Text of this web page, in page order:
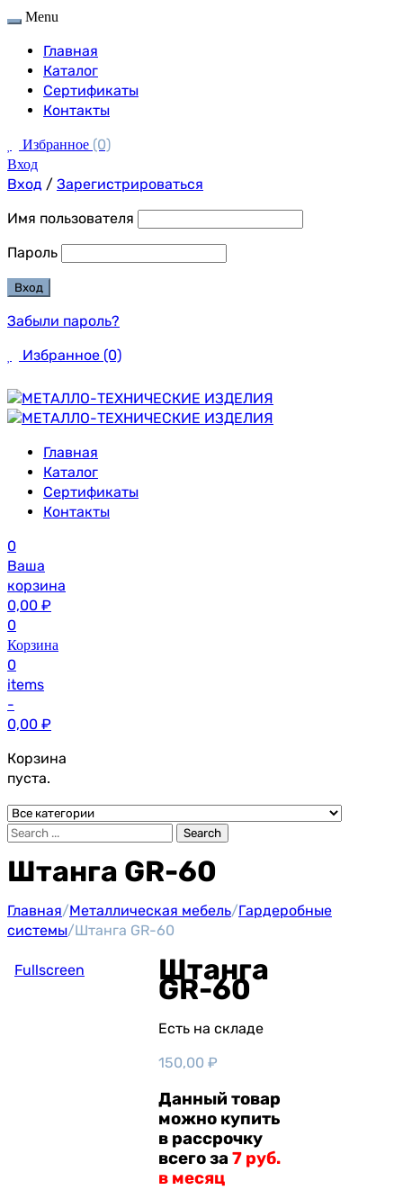
Menu
Главная
Каталог
Сертификаты
Контакты
Избранное (0)
Вход
Вход / Зарегистрироваться
Имя пользователя
Пароль
Забыли пароль?
Избранное (0)
Главная
Каталог
Сертификаты
Контакты
0
Ваша
корзина
0,00 ₽
0
Корзина
0
items
-
0,00 ₽
Корзина
пуста.
Search
Штанга GR-60
Главная/Металлическая мебель/Гардеробные
системы/Штанга GR-60
Fullscreen Штанга
GR-60
Есть на складе
150,00₽
Данный товар
можно купить
в рассрочку
всего за7 руб.
в месяц